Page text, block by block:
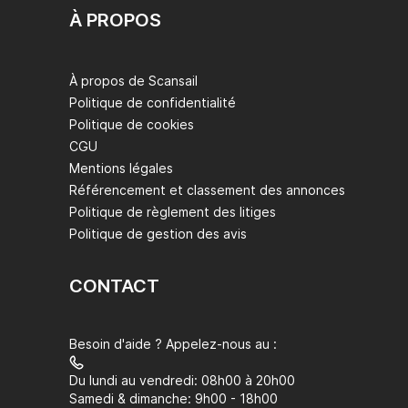
À PROPOS
À propos de Scansail
Politique de confidentialité
Politique de cookies
CGU
Mentions légales
Référencement et classement des annonces
Politique de règlement des litiges
Politique de gestion des avis
CONTACT
Besoin d'aide ? Appelez-nous au :
Du lundi au vendredi: 08h00 à 20h00
Samedi & dimanche: 9h00 - 18h00